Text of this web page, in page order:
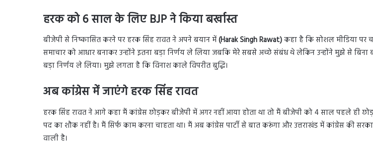
हरक को 6 साल के लिए BJP ने किया बर्खास्त
बीजेपी से निष्कासित करने पर हरक सिंह रावत ने अपने बयान में(Harak Singh Rawat)कहा है कि सोशल मीडिया
समाचार को आधार बनाकर उन्होंने इतना बड़ा निर्णय ले लिया जबकि मेरे सबसे अच्छे संबंध थे लेकिन उन्होंने मुझे से बिना
बड़ा निर्णय ले लिया। मुझे लगता है कि विनाश काले विपरीत बुद्धि।
अब कांग्रेस में जाएंगे हरक सिंह रावत
हरक सिंह रावत ने आगे कहा मैं कांग्रेस छोड़कर बीजेपी में अगर नहीं आया होता था तो मैं बीजेपी को 4 साल पहले ही
पद का शौक नहीं है। मैं सिर्फ काम करना चाहता था। मैं अब कांग्रेस पार्टी से बात करूंगा और उत्तराखंड में कांग्रेस की
वाली है।